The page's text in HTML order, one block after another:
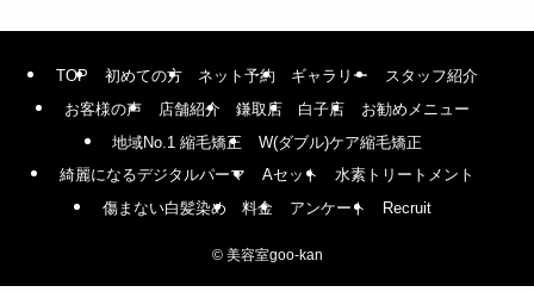
TOP 初めての方 ネット予約 ギャラリー
スタッフ紹介
お客様の声
店舗紹介 鎌取店 白子店
お勧めメニュー
地域No.1 縮毛矯正
W(ダブル)ケア縮毛矯正
綺麗になるデジタルパーマ
Aセット
水素トリートメント
傷まない白髪染め
料金 アンケート Recruit
©美容室goo-kan